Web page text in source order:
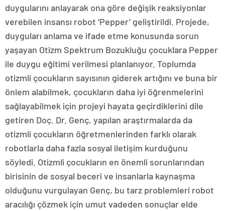
duygularını anlayarak ona göre değişik reaksiyonlar
verebilen insansı robot ‘Pepper’ geliştirildi. Projede,
duyguları anlama ve ifade etme konusunda sorun
yaşayan Otizm Spektrum Bozukluğu çocuklara Pepper
ile duygu eğitimi verilmesi planlanıyor. Toplumda
otizmli çocukların sayısının giderek artığını ve buna bir
önlem alabilmek, çocukların daha iyi öğrenmelerini
sağlayabilmek için projeyi hayata geçirdiklerini dile
getiren Doç. Dr. Genç, yapılan araştırmalarda da
otizmli çocukların öğretmenlerinden farklı olarak
robotlarla daha fazla sosyal iletişim kurduğunu
söyledi. Otizmli çocukların en önemli sorunlarından
birisinin de sosyal beceri ve insanlarla kaynaşma
olduğunu vurgulayan Genç, bu tarz problemleri robot
aracılığı çözmek için umut vadeden sonuçlar elde